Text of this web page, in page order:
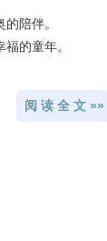
陪伴。
的童年。
阅 读 全 文 »»